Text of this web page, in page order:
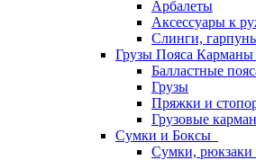
Арбалеты
Аксессуары к
Слинги,
Грузы Пояса Карманы
Балластные
Грузы
Пряжки и
Грузовые
Сумки и Боксы
Сумки, рюкзаки